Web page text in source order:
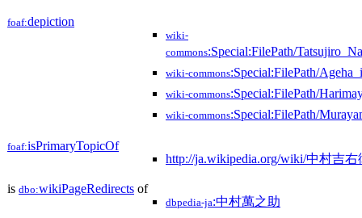
foaf:depiction
wiki-
commons:Special:FilePath/
wiki-commons:Special:FilePath/
wiki-commons:Special:FilePath/
wiki-commons:Special:FilePath/
foaf:isPrimaryTopicOf
http://ja.wikipedia.org/wiki/中村吉
is dbo:wikiPageRedirects of
dbpedia-ja:中村萬之助